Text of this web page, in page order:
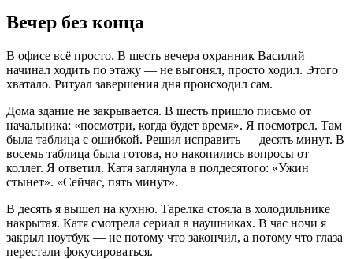
Вечер без конца
В офисе всё просто. В шесть вечера охранник Василий
начинал ходить по этажу — не выгонял, просто ходил. Этого
хватало. Ритуал завершения дня происходил сам.
Дома здание не закрывается. В шесть пришло письмо от
начальника: «посмотри, когда будет время». Я посмотрел. Там
была таблица с ошибкой. Решил исправить — десять минут. В
восемь таблица была готова, но накопились вопросы от
коллег. Я ответил. Катя заглянула в полдесятого: «Ужин
стынет». «Сейчас, пять минут».
В десять я вышел на кухню. Тарелка стояла в холодильнике
накрытая. Катя смотрела сериал в наушниках. В час ночи я
закрыл ноутбук — не потому что закончил, а потому что глаза
перестали фокусироваться.